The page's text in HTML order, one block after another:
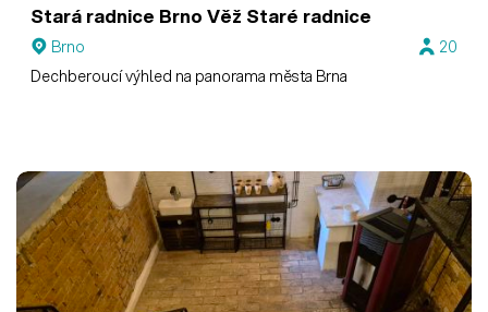
Stará radnice Brno Věž Staré radnice
Brno
20
Dechberoucí výhled na panorama města Brna